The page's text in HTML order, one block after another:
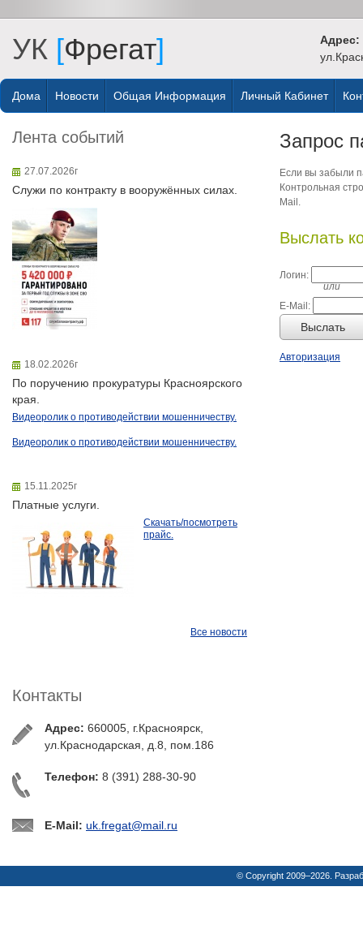
УК [Фрегат] Адрес:
Дома Новости Общая Информация Личный Кабинет
Лента событий
27.07.2026г
Служи по контракту в вооружённых силах.
18.02.2026г
По поручению прокуратуры Красноярского
края.
Видеоролик о противодействии мошенничеству.
Видеоролик о противодействии мошенничеству.
15.11.2025г
Платные услуги.
Скачать/посмотреть
прайс.
Все новости
Контакты
Адрес: 660005, г.Красноярск,
ул.Краснодарская, д.8, пом.186
Телефон: 8 (391) 288-30-90
E-Mail: uk.fregat@mail.ru
Запрос
Если вы забыли
Контрольная
Mail.
Выслать
Логин:
или
E-Mail:
Выслать
Авторизация
© Copyright 2009–2026.